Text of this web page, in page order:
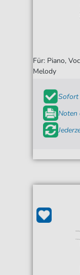
Für: Piano,
Melody
Sofort
Noten